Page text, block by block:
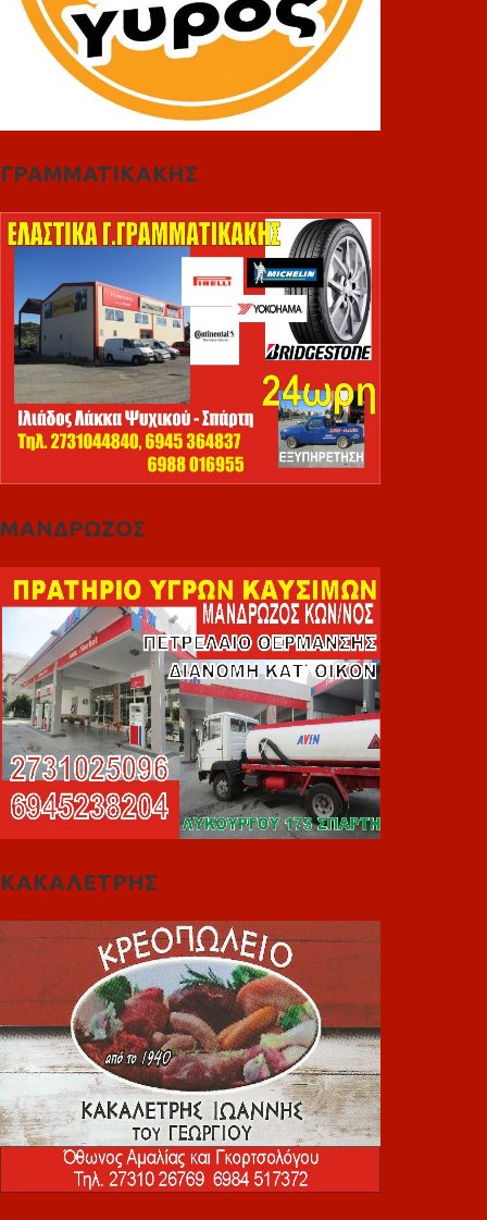
ΓΡΑΜΜΑΤΙΚΑΚΗΣ
ΜΑΝΔΡΩΖΟΣ
ΚΑΚΑΛΕΤΡΗΣ